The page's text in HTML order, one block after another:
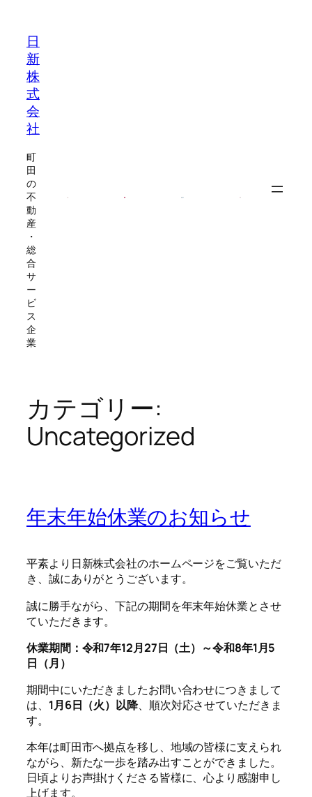
日
新
株
式
会
社
町
田
の
不
動
産
・
総
合
サ
ー
ビ
ス
企
業
カテゴリー:
Uncategorized
年末年始休業のお知らせ
平素より日新株式会社のホームページをご覧いただ
き、誠にありがとうございます。
誠に勝手ながら、下記の期間を年末年始休業とさせ
ていただきます。
休業期間：令和7年12月27日（土）～令和8年1月5
日（月）
期間中にいただきましたお問い合わせにつきまして
は、 1月6日（火）以降、順次対応させていただきま
す。
本年は町田市へ拠点を移し、地域の皆様に支えられ
ながら、新たな一歩を踏み出すことができました。
日頃よりお声掛けくださる皆様に、心より感謝申し
上げます。